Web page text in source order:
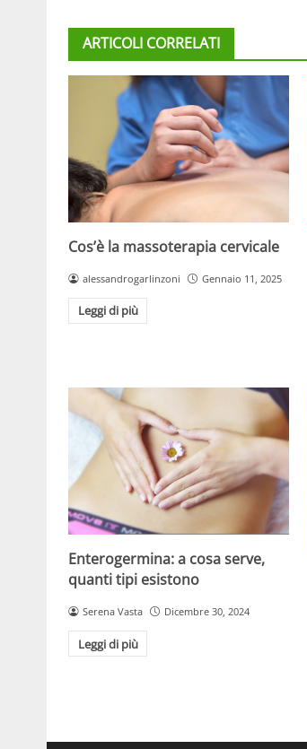
ARTICOLI CORRELATI
Cos’è la massoterapia cervicale
alessandrogarlinzoni Gennaio 11, 2025
Leggi di più
Enterogermina: a cosa serve,
quanti tipi esistono
Serena Vasta Dicembre 30, 2024
Leggi di più